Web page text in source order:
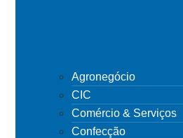
Agronegócio
CIC
Comércio & Serviços
Confecção